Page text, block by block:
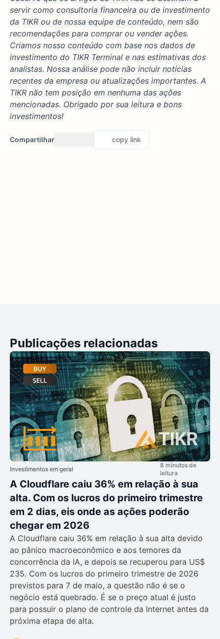
servir como consultoria financeira ou de investimento
da TIKR ou de nossa equipe de conteúdo, nem são
recomendações para comprar ou vender ações.
Criamos nosso conteúdo com base nos dados de
investimento do TIKR Terminal e nas estimativas dos
analistas. Nossa análise pode não incluir notícias
recentes da empresa ou atualizações importantes. A
TIKR não tem posição em nenhuma das ações
mencionadas. Obrigado por sua leitura e bons
investimentos!
Compartilhar copy link
Publicações relacionadas
Investimentos em geral
8 minutos de
leitura
A Cloudflare caiu 36% em relação à sua
alta. Com os lucros do primeiro trimestre
em 2 dias, eis onde as ações poderão
chegar em 2026
A Cloudflare caiu 36% em relação à sua alta devido
ao pânico macroeconômico e aos temores da
concorrência da IA, e depois se recuperou para US$
235. Com os lucros do primeiro trimestre de 2026
previstos para 7 de maio, a questão não é se o
negócio está quebrado. É se o preço atual é justo
para possuir o plano de controle da Internet antes da
próxima etapa de alta.